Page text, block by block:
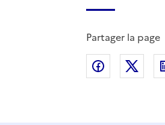
Partager la page
Partager